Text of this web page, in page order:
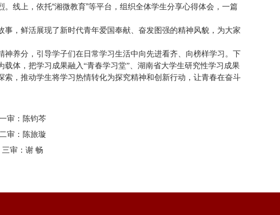
。线上，依托“湘微教育”等平台，组织全体学生分享心得体会，一篇
事，鲜活展现了新时代青年爱国奉献、奋发图强的精神风貌，为大家
养分，引导学子们在日常学习生活中向先进看齐、向榜样学习。下
载体，把学习成果融入“青春学习堂”、湖南省大学生研究性学习成果
，推动学生将学习热情转化为探究精神和创新行动，让青春在奋斗
审：陈钧芩
二审：陈旅璇
三审：谢 畅